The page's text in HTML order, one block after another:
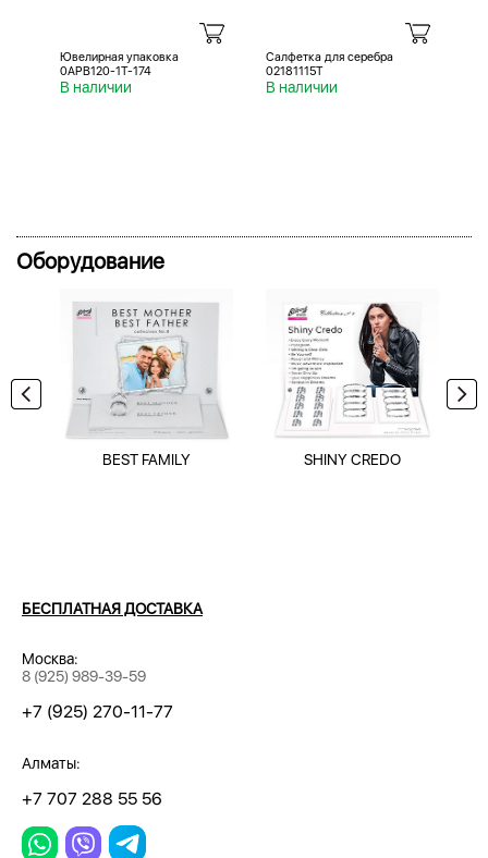
Ювелирная упаковка
0APB120-1T-174
В наличии
Салфетка для серебра
02181115T
В наличии
Оборудование
BEST FAMILY SHINY CREDO
БЕСПЛАТНАЯ ДОСТАВКА
Москва:
8 (925) 989-39-59
+7 (925) 270-11-77
Алматы:
+7 707 288 55 56